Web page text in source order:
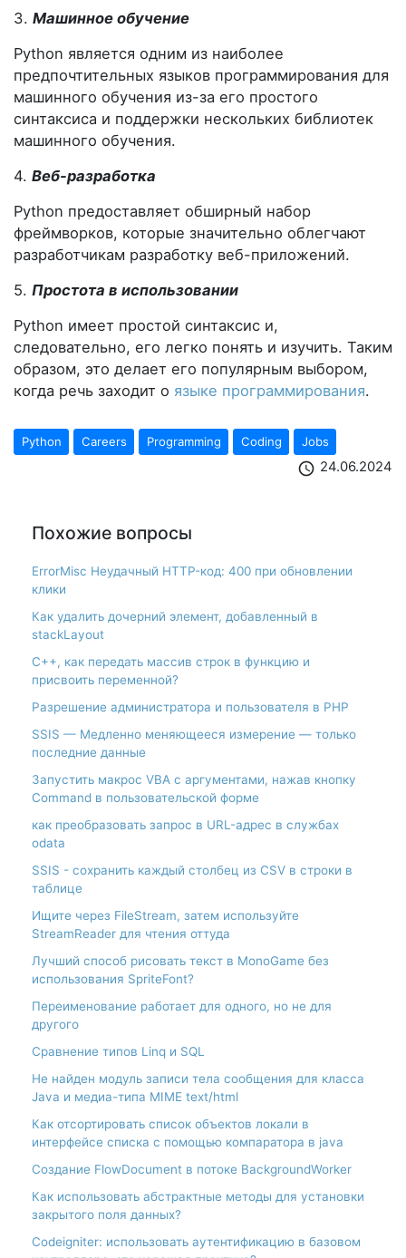
3. Машинное обучение
Python является одним из наиболее
предпочтительных языков программирования для
машинного обучения из-за его простого
синтаксиса и поддержки нескольких библиотек
машинного обучения.
4. Веб-разработка
Python предоставляет обширный набор
фреймворков, которые значительно облегчают
разработчикам разработку веб-приложений.
5. Простота в использовании
Python имеет простой синтаксис и,
следовательно, его легко понять и изучить. Таким
образом, это делает его популярным выбором,
когда речь заходит о языке программирования.
Python Careers Programming Coding Jobs
schedule 24.06.2024
Похожие вопросы
ErrorMisc Неудачный HTTP-код: 400 при обновлении
клики
Как удалить дочерний элемент, добавленный в
stackLayout
С++, как передать массив строк в функцию и
присвоить переменной?
Разрешение администратора и пользователя в PHP
SSIS — Медленно меняющееся измерение — только
последние данные
Запустить макрос VBA с аргументами, нажав кнопку
Command в пользовательской форме
как преобразовать запрос в URL-адрес в службах
odata
SSIS - сохранить каждый столбец из CSV в строки в
таблице
Ищите через FileStream, затем используйте
StreamReader для чтения оттуда
Лучший способ рисовать текст в MonoGame без
использования SpriteFont?
Переименование работает для одного, но не для
другого
Сравнение типов Linq и SQL
Не найден модуль записи тела сообщения для класса
Java и медиа-типа MIME text/html
Как отсортировать список объектов локали в
интерфейсе списка с помощью компаратора в java
Создание FlowDocument в потоке BackgroundWorker
Как использовать абстрактные методы для установки
закрытого поля данных?
Codeigniter: использовать аутентификацию в базовом